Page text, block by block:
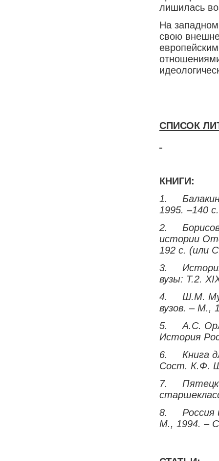
лишилась
На
свою
СПИСОК
КНИГИ:
1.
1995. –140
2.
истории
192 с. (или
3.
вузы: Т.2. Х
4. Ш.М.
вузов. – М.,
5.А.С.
История
6. Книга
Сост. К.Ф.
7.
8.
М., 1994. –